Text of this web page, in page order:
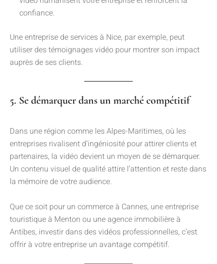
confiance.
Une entreprise de services à Nice, par exemple, peut
utiliser des témoignages vidéo pour montrer son impact
auprès de ses clients.
5. Se démarquer dans un marché compétitif
Dans une région comme les Alpes-Maritimes, où les
entreprises rivalisent d’ingéniosité pour attirer clients et
partenaires, la vidéo devient un moyen de se démarquer.
Un contenu visuel de qualité attire l’attention et reste dans
la mémoire de votre audience.
Que ce soit pour un commerce à Cannes, une entreprise
touristique à Menton ou une agence immobilière à
Antibes, investir dans des vidéos professionnelles, c’est
offrir à votre entreprise un avantage compétitif.